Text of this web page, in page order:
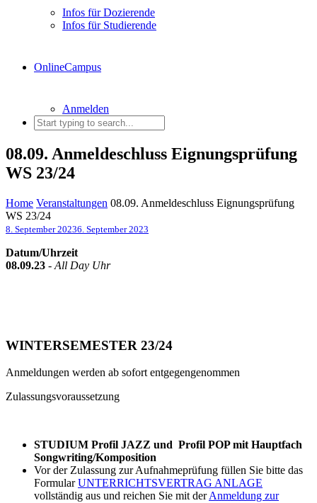
Infos für Dozierende
Infos für Studierende
OnlineCampus
Anmelden
08.09. Anmeldeschluss Eignungsprüfung
WS 23/24
Home Veranstaltungen 08.09. Anmeldeschluss Eignungsprüfung
WS 23/24
8. September 20236. September 2023
Datum/Uhrzeit
08.09.23 - All Day Uhr
WINTERSEMESTER 23/24
Anmeldungen werden ab sofort entgegengenommen
Zulassungsvoraussetzung
STUDIUM Profil JAZZ und Profil POP mit Hauptfach
Songwriting/Komposition
Vor der Zulassung zur Aufnahmeprüfung füllen Sie bitte das
FormularUNTERRICHTSVERTRAG ANLAGE
vollständig aus und reichen Sie mit derAnmeldung zur